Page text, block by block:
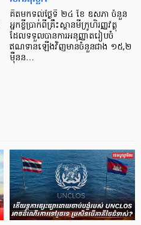
គិតមកទល់ថ្ងៃទី ២៤ ខែ ឧសភា ចំនួន
អ្នកខ្ចីប្រាក់ពីគ្រឹះស្ថានមីក្រូហិរញ្ញវត្ថុ
ដែលទទួលបានការអនុញ្ញាតរៀបចំ
ឥណទានឡើងវិញមានចំនួនជាង ១៥,២
ម៉ឺនន…